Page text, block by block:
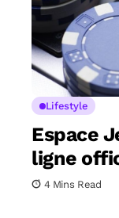
Lifestyle
Espace
ligne
4 Mins Read